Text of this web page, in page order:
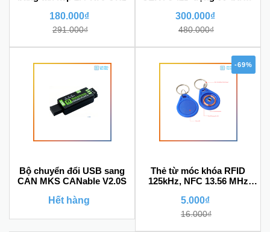
180.000₫
291.000₫
encoder
300.000₫
480.000₫
Bộ chuyển đổi USB sang
CAN MKS CANable V2.0S
Hết hàng
-69%
Thẻ từ móc khóa RFID
125kHz, NFC 13.56 MHz
5.000₫
16.000₫